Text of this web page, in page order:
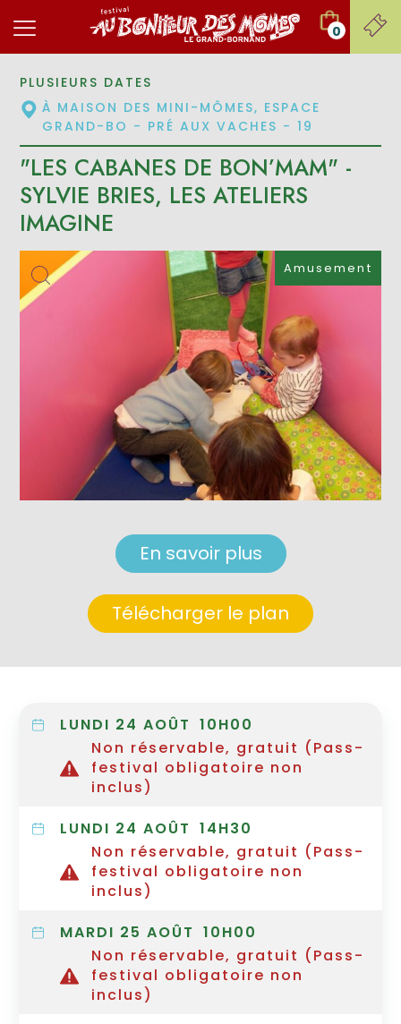
0
Télécharger le plan
En savoir plus
Amusement
PLUSIEURS DATES
À MAISON DES MINI-MÔMES, ESPACE
GRAND-BO - PRÉ AUX VACHES - 19
"LES CABANES DE BON’MAM" -
SYLVIE BRIES, LES ATELIERS
IMAGINE
LUNDI 24 AOÛT 10H00
Non réservable, gratuit (Pass-
festival obligatoire non
inclus)
LUNDI 24 AOÛT 14H30
Non réservable, gratuit (Pass-
festival obligatoire non
inclus)
MARDI 25 AOÛT 10H00
Non réservable, gratuit (Pass-
festival obligatoire non
inclus)